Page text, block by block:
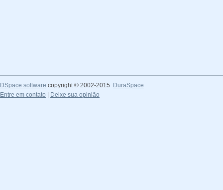
DSpace software copyright © 2002-2015
DuraSpace
Entre em contato
Deixe sua opinião